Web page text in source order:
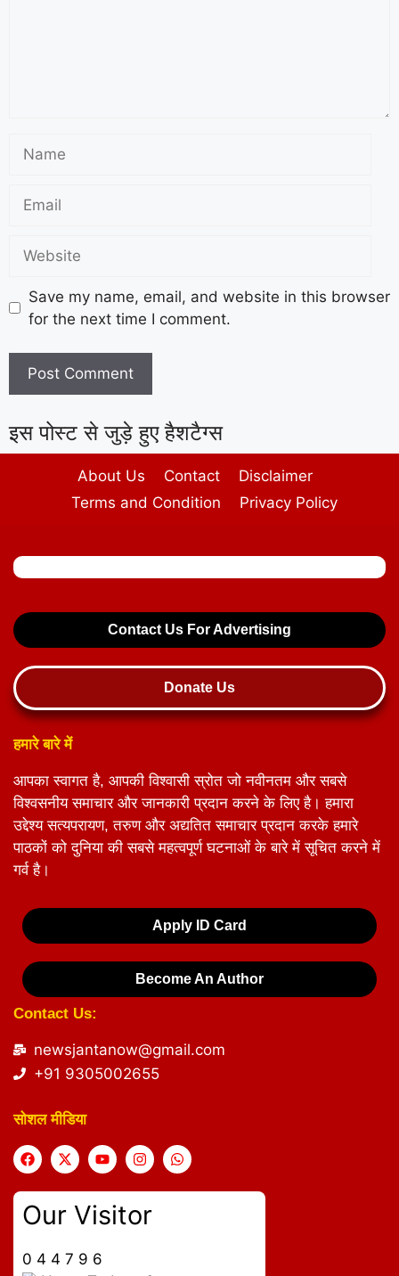
Save my name, email, and website in this browser
for the next time I comment.
इस पोस्ट से जुड़े हुए हैशटैग्स
About Us Contact
Disclaimer
Terms and Condition
Privacy Policy
Contact Us For Advertising
Donate Us
हमारे बारे में
आपका स्वागत है, आपकी विश्वासी स्रोत जो नवीनतम और सबसे
विश्वसनीय समाचार और जानकारी प्रदान करने के लिए है। हमारा
उद्देश्य सत्यपरायण, तरुण और अद्यतित समाचार प्रदान करके हमारे
पाठकों को दुनिया की सबसे महत्वपूर्ण घटनाओं के बारे में सूचित करने में
गर्व है।
Apply ID Card
Become An Author
Contact Us:
newsjantanow@gmail.com
+91 9305002655
सोशल मीडिया
Our Visitor
0 4 4 7 9 6